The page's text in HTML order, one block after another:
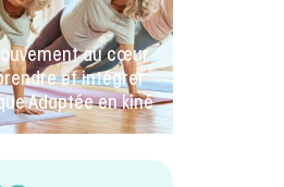
kinés commence
électronique et
Milo.